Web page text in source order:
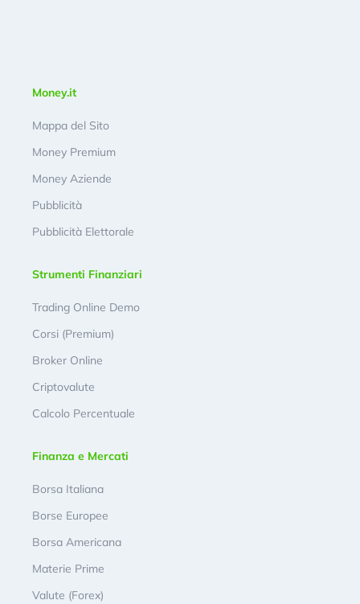
Money.it
Mappa del Sito
Money Premium
Money Aziende
Pubblicità
Pubblicità Elettorale
Strumenti Finanziari
Trading Online Demo
Corsi (Premium)
Broker Online
Criptovalute
Calcolo Percentuale
Finanza e Mercati
Borsa Italiana
Borse Europee
Borsa Americana
Materie Prime
Valute (Forex)